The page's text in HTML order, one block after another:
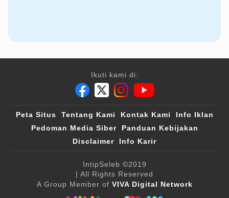
Ikuti kami di:
Peta Situs Tentang Kami Kontak Kami
Info Iklan
Pedoman Media Siber
Panduan Kebijakan
Disclaimer
Info Karir
IntipSeleb ©2019
| All Rights Reserved
A Group Member of VIVA Digital Network